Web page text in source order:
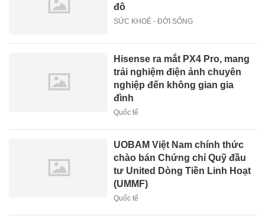
đô
SỨC KHOẺ - ĐỜI SỐNG
Hisense ra mắt PX4 Pro, mang
trải nghiệm điện ảnh chuyên
nghiệp đến không gian gia
đình
Quốc tế
UOBAM Việt Nam chính thức
chào bán Chứng chỉ Quỹ đầu
tư United Dòng Tiền Linh Hoạt
(UMMF)
Quốc tế